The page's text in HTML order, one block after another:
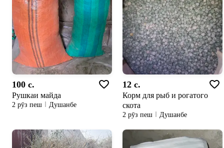
100 c.
Рушкаи майда
2 рӯз пеш Душанбе
12 c.
Корм для рыб и рогатого
скота
2 рӯз пеш Душанбе